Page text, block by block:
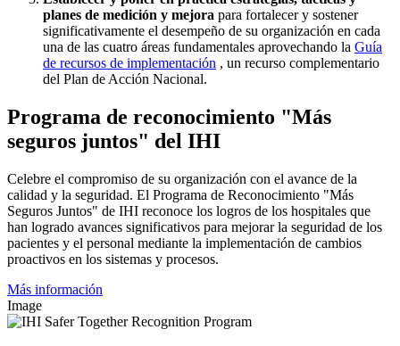
planes de medición y mejora para fortalecer y sostener
significativamente el desempeño de su organización en cada
una de las cuatro áreas fundamentales aprovechando la Guía
de recursos de implementación , un recurso complementario
del Plan de Acción Nacional.
Programa de reconocimiento "Más
seguros juntos" del IHI
Celebre el compromiso de su organización con el avance de la
calidad y la seguridad. El Programa de Reconocimiento "Más
Seguros Juntos" de IHI reconoce los logros de los hospitales que
han logrado avances significativos para mejorar la seguridad de los
pacientes y el personal mediante la implementación de cambios
proactivos en los sistemas y procesos.
Más información
Image